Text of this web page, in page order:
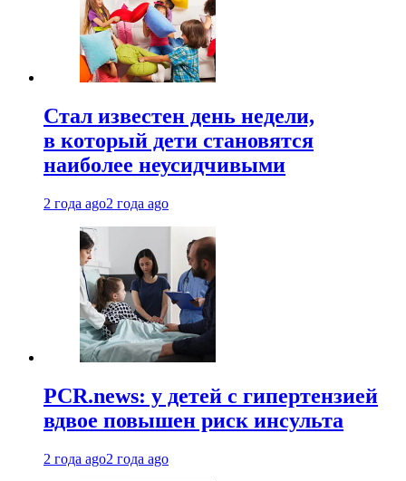
Стал известен день недели,
в который дети становятся
наиболее неусидчивыми
2 года ago2 года ago
PCR.news: у детей с гипертензией
вдвое повышен риск инсульта
2 года ago2 года ago